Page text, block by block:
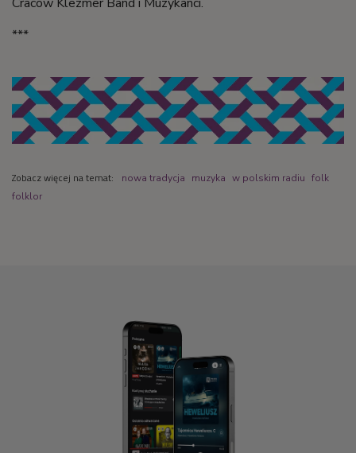
***
Zobacz więcej na temat: nowa tradycja muzyka w polskim radiu folk
folklor